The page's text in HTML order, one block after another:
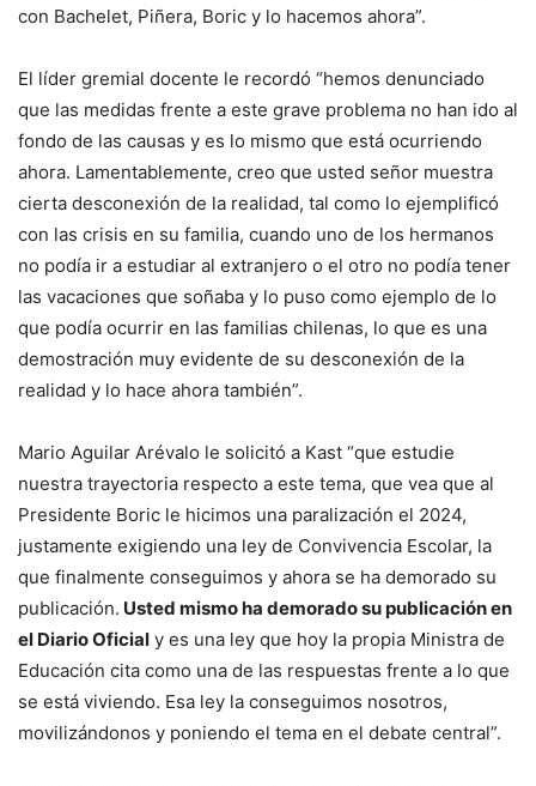
con Bachelet, Piñera, Boric y lo hacemos ahora”.
El líder gremial docente le recordó “hemos denunciado
que las medidas frente a este grave problema no han ido al
fondo de las causas y es lo mismo que está ocurriendo
ahora. Lamentablemente, creo que usted señor muestra
cierta desconexión de la realidad, tal como lo ejemplificó
con las crisis en su familia, cuando uno de los hermanos
no podía ir a estudiar al extranjero o el otro no podía tener
las vacaciones que soñaba y lo puso como ejemplo de lo
que podía ocurrir en las familias chilenas, lo que es una
demostración muy evidente de su desconexión de la
realidad y lo hace ahora también”.
Mario Aguilar Arévalo le solicitó a Kast “que estudie
nuestra trayectoria respecto a este tema, que vea que al
Presidente Boric le hicimos una paralización el 2024,
justamente exigiendo una ley de Convivencia Escolar, la
que finalmente conseguimos y ahora se ha demorado su
publicación. Usted mismo ha demorado su publicación en
el Diario Oficial y es una ley que hoy la propia Ministra de
Educación cita como una de las respuestas frente a lo que
se está viviendo. Esa ley la conseguimos nosotros,
movilizándonos y poniendo el tema en el debate central”.